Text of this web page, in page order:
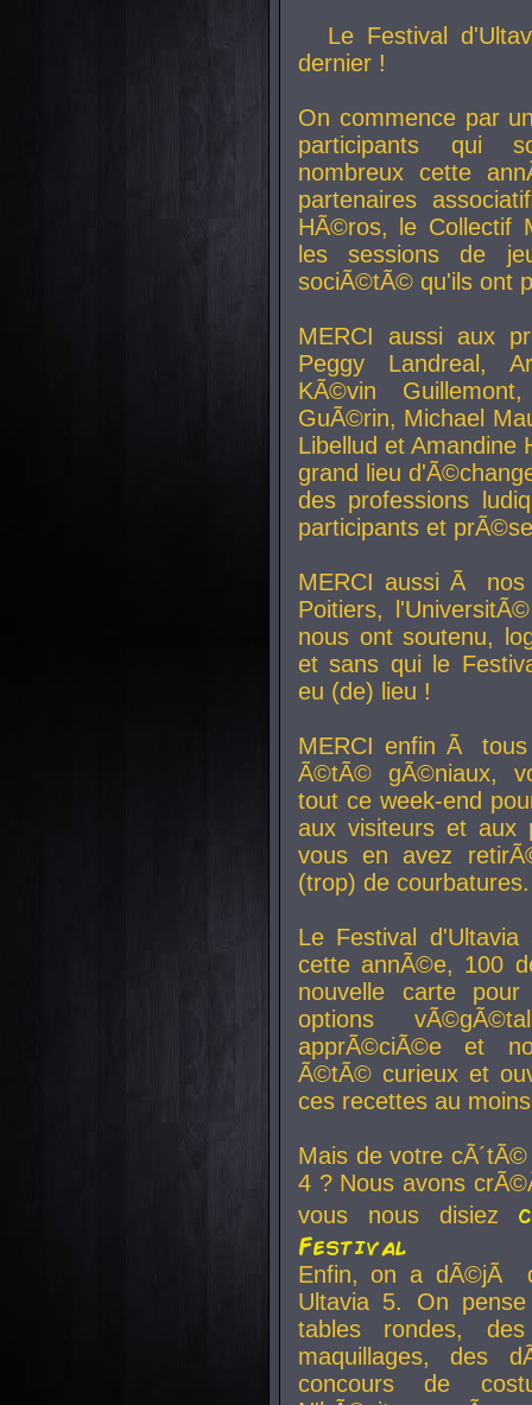
Le Festival
dernier !
On commence par
participants qui
nombreux cette
partenaires
HÃ©ros, le Collectif
les sessions de
sociÃ©tÃ© qu'ils ont
MERCI aussi aux
Peggy Landreal,
KÃ©vin
GuÃ©rin, Michael
Libellud et Amandine
grand lieu
des professions
participants et
MERCI aussi Ã nos
Poitiers,
nous ont soutenu,
et sans qui le
eu (de) lieu !
MERCI enfin Ã
Ã©tÃ© gÃ©niaux,
tout ce week-end
aux visiteurs et aux
vous en avez
(trop) de courbatures.
Le Festival
cette annÃ©e, 100
nouvelle carte
options
apprÃ©ciÃ©e et
Ã©tÃ© curieux et
ces recettes au
Mais de votre
4 ? Nous avons
vous nous disiez
Festival
Enfin, on a dÃ©jÃ
Ultavia 5. On
tables rondes,
maquillages, des
concours de